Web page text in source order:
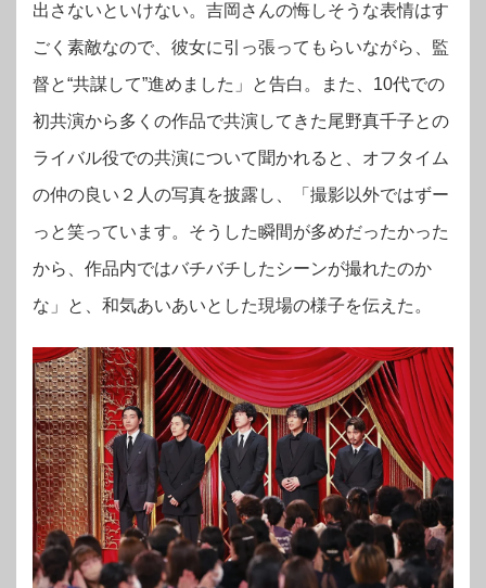
出さないといけない。吉岡さんの悔しそうな表情はす
ごく素敵なので、彼女に引っ張ってもらいながら、監
督と“共謀して”進めました」と告白。また、10代での
初共演から多くの作品で共演してきた尾野真千子との
ライバル役での共演について聞かれると、オフタイム
の仲の良い２人の写真を披露し、「撮影以外ではずー
っと笑っています。そうした瞬間が多めだったかった
から、作品内ではバチバチしたシーンが撮れたのか
な」と、和気あいあいとした現場の様子を伝えた。